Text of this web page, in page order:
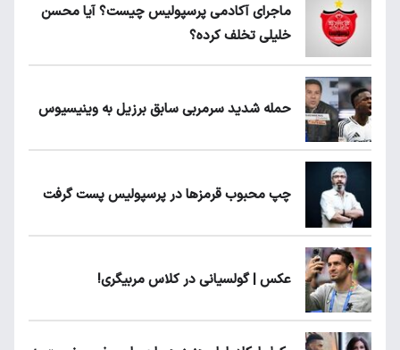
ماجرای آکادمی پرسپولیس چیست؟ آیا محسن
خلیلی تخلف کرده؟
حمله شدید سرمربی سابق برزیل به وینیسیوس
چپ محبوب قرمزها در پرسپولیس پست گرفت
عکس | گولسیانی در کلاس مربیگری!